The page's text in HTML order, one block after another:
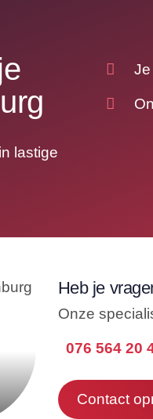
lastige
Je
Heb je
Onze
076 564 20
Contact